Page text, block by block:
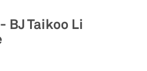
BJ Taikoo Li